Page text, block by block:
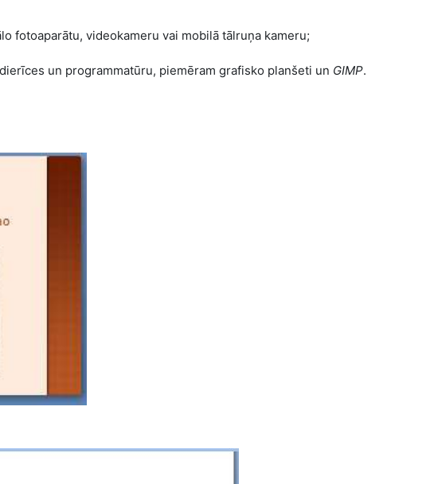
fotoaparātu, videokameru vai mobilā tālruņa kameru;
un programmatūru, piemēram grafisko planšeti un GIMP.